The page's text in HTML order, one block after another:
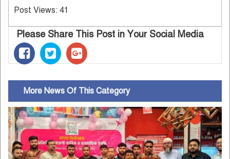
Post Views: 41
Please Share This Post in Your Social Media
More News Of This Category